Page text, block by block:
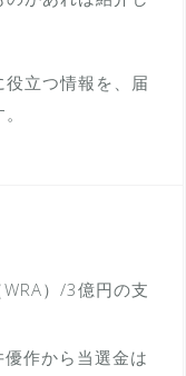
立つ情報を、届
）/3億円の支
作から当選金は